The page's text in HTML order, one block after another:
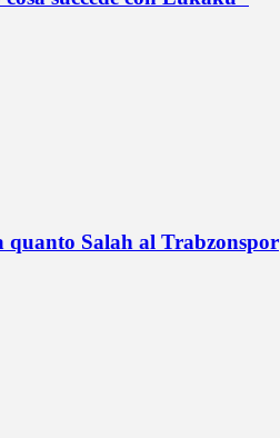
quanto Salah al Trabzonspor